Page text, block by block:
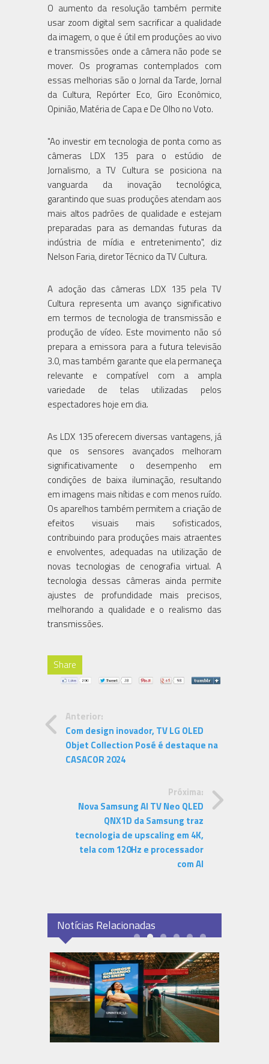
O aumento da resolução também permite
usar zoom digital sem sacrificar a qualidade
da imagem, o que é útil em produções ao vivo
e transmissões onde a câmera não pode se
mover. Os programas contemplados com
essas melhorias são o Jornal da Tarde, Jornal
da Cultura, Repórter Eco, Giro Econômico,
Opinião, Matéria de Capa e De Olho no Voto.
"Ao investir em tecnologia de ponta como as
câmeras LDX 135 para o estúdio de
Jornalismo, a TV Cultura se posiciona na
vanguarda da inovação tecnológica,
garantindo que suas produções atendam aos
mais altos padrões de qualidade e estejam
preparadas para as demandas futuras da
indústria de mídia e entretenimento", diz
Nelson Faria, diretor Técnico da TV Cultura.
A adoção das câmeras LDX 135 pela TV
Cultura representa um avanço significativo
em termos de tecnologia de transmissão e
produção de vídeo. Este movimento não só
prepara a emissora para a futura televisão
3.0, mas também garante que ela permaneça
relevante e compatível com a ampla
variedade de telas utilizadas pelos
espectadores hoje em dia.
As LDX 135 oferecem diversas vantagens, já
que os sensores avançados melhoram
significativamente o desempenho em
condições de baixa iluminação, resultando
em imagens mais nítidas e com menos ruído.
Os aparelhos também permitem a criação de
efeitos visuais mais sofisticados,
contribuindo para produções mais atraentes
e envolventes, adequadas na utilização de
novas tecnologias de cenografia virtual. A
tecnologia dessas câmeras ainda permite
ajustes de profundidade mais precisos,
melhorando a qualidade e o realismo das
transmissões.
Share
Anterior:
Com design inovador, TV LG OLED
Objet Collection Posé é destaque na
CASACOR 2024
Próxima:
Nova Samsung AI TV Neo QLED
QNX1D da Samsung traz
tecnologia de upscaling em 4K,
tela com 120Hz e processador
com AI
Notícias Relacionadas